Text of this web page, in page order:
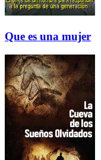
Que es una mujer